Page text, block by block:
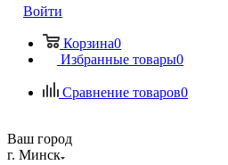
Войти
Корзина0
Избранные товары0
Сравнение товаров0
Ваш город
г. Минск